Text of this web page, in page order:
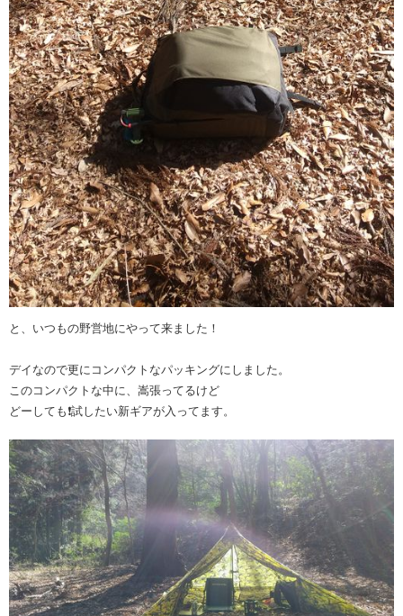
と、いつもの野営地にやって来ました！
デイなので更にコンパクトなパッキングにしました。
このコンパクトな中に、嵩張ってるけど
どーしても❗試したい新ギアが入ってます。